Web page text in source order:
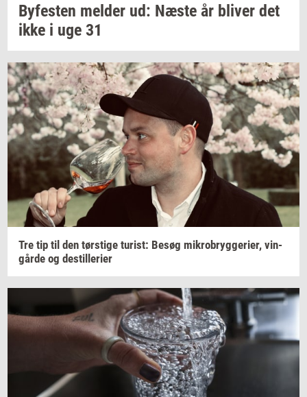
By­fe­sten mel­der ud: Næste år bli­ver det
ikke i uge 31
Tre tip til den tørsti­ge turist: Besøg mi­kro­bryg­ge­ri­er, vin­
går­de og destil­le­ri­er